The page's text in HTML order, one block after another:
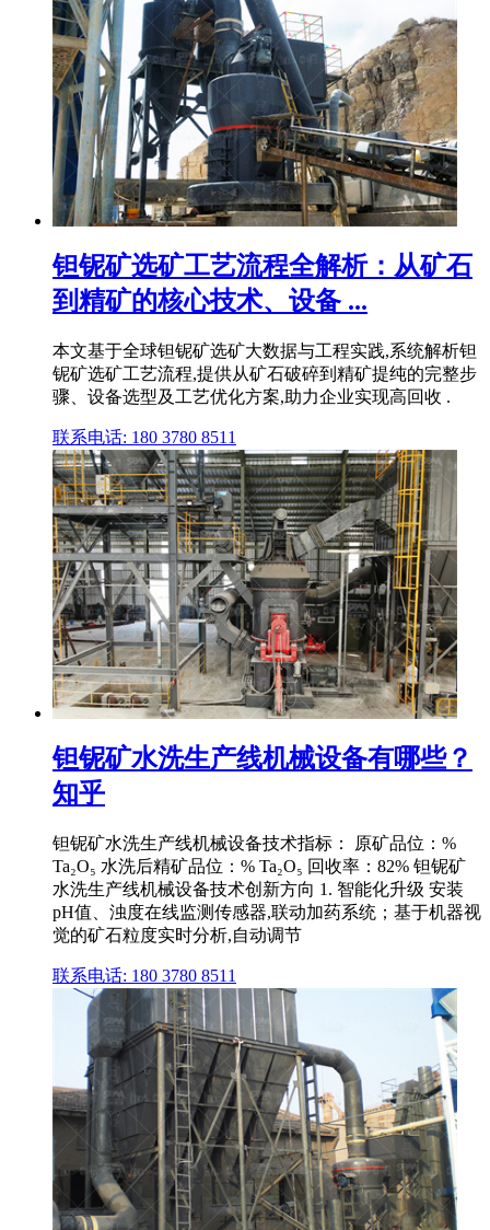
钽铌矿选矿工艺流程全解析：从矿石
到精矿的核心技术、设备 ...
本文基于全球钽铌矿选矿大数据与工程实践,系统解析钽
铌矿选矿工艺流程,提供从矿石破碎到精矿提纯的完整步
骤、设备选型及工艺优化方案,助力企业实现高回收 .
联系电话: 180 3780 8511
钽铌矿水洗生产线机械设备有哪些？
知乎
钽铌矿水洗生产线机械设备技术指标： 原矿品位：%
Ta₂O₅ 水洗后精矿品位：% Ta₂O₅ 回收率：82% 钽铌矿
水洗生产线机械设备技术创新方向 1. 智能化升级 安装
pH值、浊度在线监测传感器,联动加药系统；基于机器视
觉的矿石粒度实时分析,自动调节
联系电话: 180 3780 8511